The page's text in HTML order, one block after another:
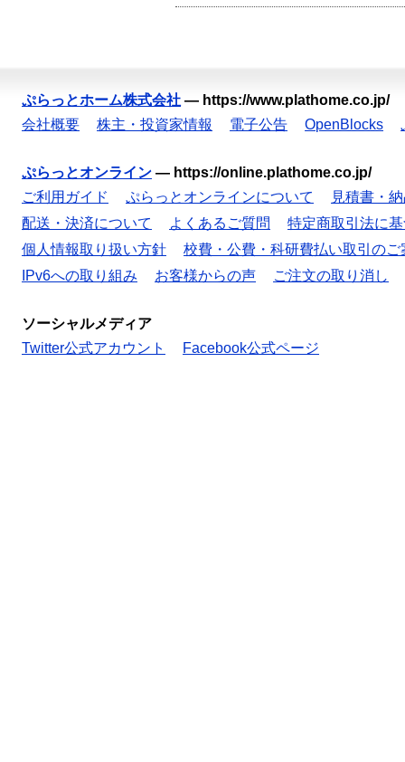
ぷらっとホーム株式会社 — https://www.plathome.co.jp/
会社概要
株主・投資家情報 電子公告 OpenBlocks
ぷらっとオンライン — https://online.plathome.co.jp/
ご利用ガイド
ぷらっとオンラインについて
見積書・
配送・決済について
よくあるご質問
特定商取引法に
個人情報取り扱い方針
校費・公費・科研費払い取引のご
IPv6への取り組み
お客様からの声 ご注文の取り消し
ソーシャルメディア
Twitter公式アカウント
Facebook公式ページ